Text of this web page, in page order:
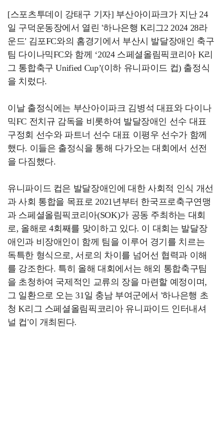
[스포츠투데이 강태구 기자] 부산아이파크가 지난 24
일 구덕운동장에서 열린 '하나은행 K리그2 2024 28라
운드' 김포FC와의 홈경기에서 부산시 발달장애인 축구
팀 다이나믹FC와 함께 ‘2024 스페셜올림픽코리아 K리
그 통합축구 Unified Cup’(이하 유니파이드 컵) 출정식
을 치렀다.
이날 출정식에는 부산아이파크 김병석 대표와 다이나
믹FC 전치규 감독을 비롯하여 발달장애인 선수 대표
구정회 선수와 파트너 선수 대표 이평우 선수가 함께
했다. 이들은 출정식을 통해 다가오는 대회에서 선전
을 다짐했다.
유니파이드 컵은 발달장애인에 대한 사회적 인식 개선
과 사회 통합을 목표로 2021년부터 한국프로축구연맹
과 스페셜올림픽코리아(SOK)가 공동 주최하는 대회
로, 올해로 4회째를 맞이하고 있다. 이 대회는 발달장
애인과 비장애인이 함께 팀을 이루어 경기를 치르는
독특한 형식으로, 서로의 차이를 넘어선 협력과 이해
를 강조한다. 특히 올해 대회에서는 해외 통합축구팀
을 초청하여 국제적인 교류의 장을 마련할 예정이며,
그 일환으로 오는 31일 충남 부여군에서 '하나은행 초
청 K리그 스페셜올림픽코리아 유니파이드 인터내셔
널 컵'이 개최된다.